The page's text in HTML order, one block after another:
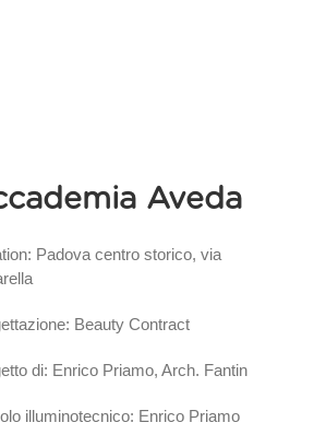
Aveda
Padova centro storico, via
Beauty Contract
di: Enrico Priamo, Arch. Fantin
illuminotecnico: Enrico Priamo